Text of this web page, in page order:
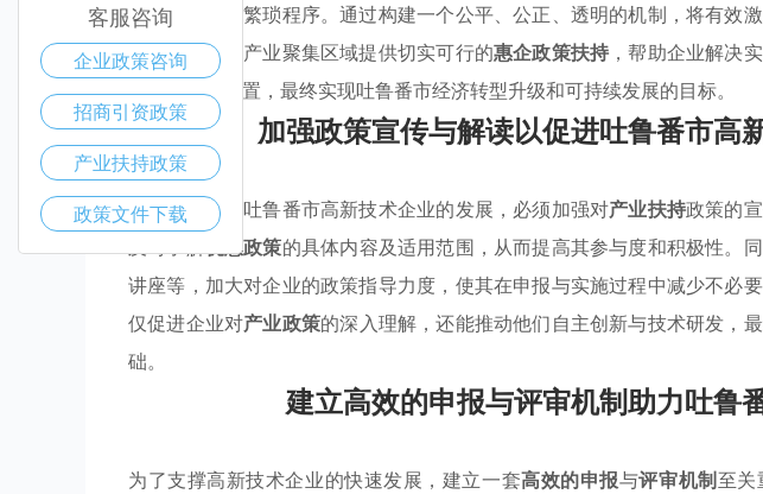
以及不必要的繁琐程序。通过构建一个公平、公正、透明的机制，将有效
府应针对优势产业聚集区域提供切实可行的惠企政策扶持 ，帮助企业解决
将资源优化配置，最终实现吐鲁番市经济转型升级和可持续发展的目标。
加强政策宣传与解读以促进吐鲁番市高
为了有效推动吐鲁番市高新技术企业的发展，必须加强对产业扶持政策的
及时了解优惠政策的具体内容及适用范围，从而提高其参与度和积极性。
讲座等，加大对企业的政策指导力度，使其在申报与实施过程中减少不必
仅促进企业对产业政策的深入理解，还能推动他们自主创新与技术研发，
础。
建立高效的申报与评审机制助力吐鲁
为了支撑高新技术企业的快速发展，建立一套高效的申报与评审机制至关
客服咨询
企业政策咨询
招商引资政策
产业扶持政策
政策文件下载